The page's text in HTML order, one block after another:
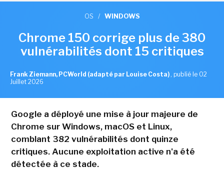
OS / WINDOWS
Chrome 150 corrige plus de 380
vulnérabilités dont 15 critiques
Frank Ziemann, PCWorld (adapté par Louise Costa) , publié le 02
Juillet 2026
Google a déployé une mise à jour majeure de
Chrome sur Windows, macOS et Linux,
comblant 382 vulnérabilités dont quinze
critiques. Aucune exploitation active n'a été
détectée à ce stade.